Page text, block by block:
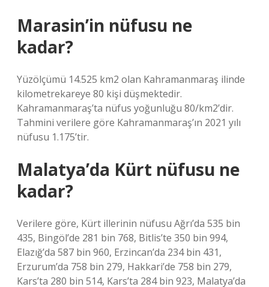
Marasin’in nüfusu ne
kadar?
Yüzölçümü 14.525 km2 olan Kahramanmaraş ilinde
kilometrekareye 80 kişi düşmektedir.
Kahramanmaraş’ta nüfus yoğunluğu 80/km2’dir.
Tahmini verilere göre Kahramanmaraş’ın 2021 yılı
nüfusu 1.175’tir.
Malatya’da Kürt nüfusu ne
kadar?
Verilere göre, Kürt illerinin nüfusu Ağrı’da 535 bin
435, Bingöl’de 281 bin 768, Bitlis’te 350 bin 994,
Elazığ’da 587 bin 960, Erzincan’da 234 bin 431,
Erzurum’da 758 bin 279, Hakkari’de 758 bin 279,
Kars’ta 280 bin 514, Kars’ta 284 bin 923, Malatya’da